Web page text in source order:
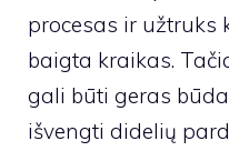
procesas ir užtruks
baigta kraikas.
gali būti geras
išvengti didelių